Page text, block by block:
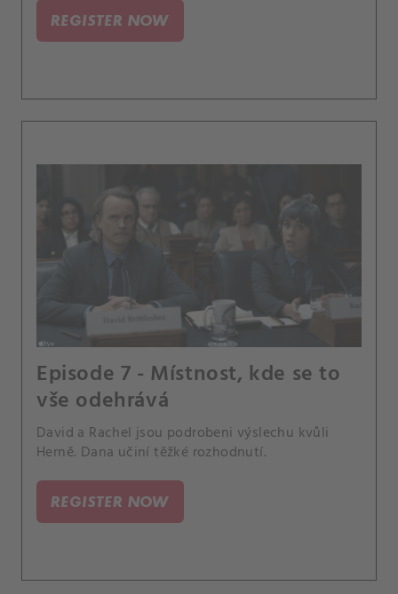
REGISTER NOW
Episode 7 - Místnost, kde se to
vše odehrává
David a Rachel jsou podrobeni výslechu kvůli
Herně. Dana učiní těžké rozhodnutí.
REGISTER NOW